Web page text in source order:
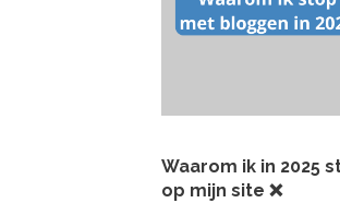
Waarom ik in 2025
op mijn site ❌